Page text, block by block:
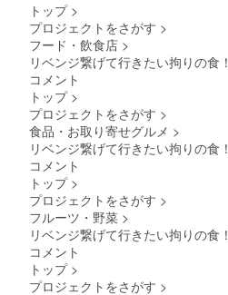
トップ >
プロジェクトをさがす >
フード・飲食店 >
リベンジ繋げて行きたい拘りの食！
コメント
トップ >
プロジェクトをさがす >
食品・お取り寄せグルメ >
リベンジ繋げて行きたい拘りの食！
コメント
トップ >
プロジェクトをさがす >
フルーツ・野菜 >
リベンジ繋げて行きたい拘りの食！
コメント
トップ >
プロジェクトをさがす >